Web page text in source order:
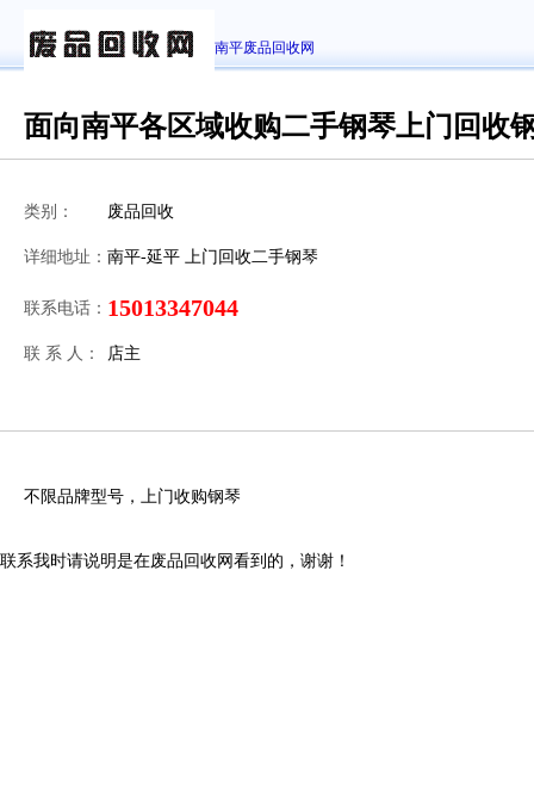
南平废品回收网
面向南平各区域收购二手钢琴上门回收
类别： 废品回收
详细地址： 南平-延平 上门回收二手钢琴
联系电话： 15013347044
联 系 人： 店主
不限品牌型号，上门收购钢琴
联系我时请说明是在废品回收网看到的，谢谢！